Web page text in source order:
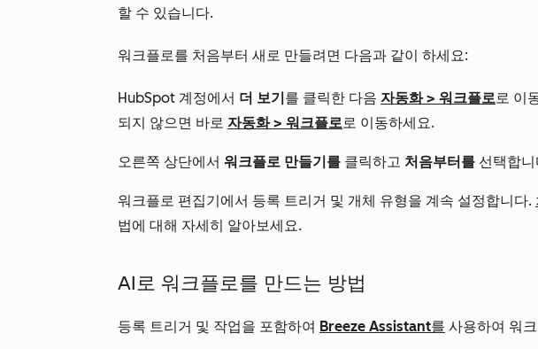
할 수 있습니다.
워크플로를 처음부터 새로 만들려면 다음과 같이 하세요:
HubSpot 계정에서 더 보기를 클릭한 다음 자동화> 워크플로로 이
되지 않으면 바로 자동화> 워크플로로 이동하세요.
오른쪽 상단에서 워크플로 만들기를 클릭하고 처음부터를 선택합
워크플로 편집기에서 등록 트리거 및 개체 유형을 계속 설정합니다.
법에 대해 자세히 알아보세요.
AI로 워크플로를 만드는 방법
등록 트리거 및 작업을 포함하여 Breeze Assistant를 사용하여 워